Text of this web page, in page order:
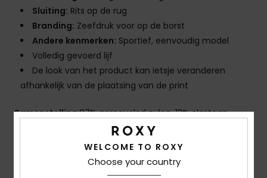
Sluiting: Rits op de rug
Branding: Zeefdruk voor op de borst
Andere kenmerken: Sportief, eenvoudig model
Volledig gevoerd lijf
De look van het product kan ietsje veranderen
afhankelijk van de plaatsing van de print
Samenstelling87% gerecycled nylon, 13% elastaan
Bezorging en Retour
WELCOME TO ROXY
Choose your country